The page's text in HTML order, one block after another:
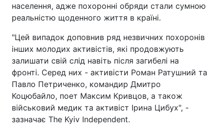
населення, адже похоронні обряди стали сумною
реальністю щоденного життя в країні.
"Цей випадок доповнив ряд незвичних похоронів
інших молодих активістів, які продовжують
залишати свій слід навіть після загибелі на
фронті. Серед них - активісти Роман Ратушний та
Павло Петриченко, командир Дмитро
Коцюбайло, поет Максим Кривцов, а також
військовий медик та активіст Ірина Цибух", -
зазначає The Kyiv Independent.